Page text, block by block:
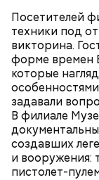
Посетителей
техники под
викторина.
форме времен
которые
задавали
В филиале
создавших
и вооружения:
пистолет-
В настоящее
кольца»
Существуют
стал
самой
Мансуровском
Булгакова —
приходил к
Маргаритой».